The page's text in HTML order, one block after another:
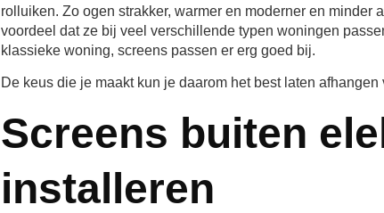
rolluiken. Zo ogen strakker, warmer en moderner en minder
voordeel dat ze bij veel verschillende typen woningen
klassieke woning, screens passen er erg goed bij.
De keus die je maakt kun je daarom het best laten
Screens buiten
installeren